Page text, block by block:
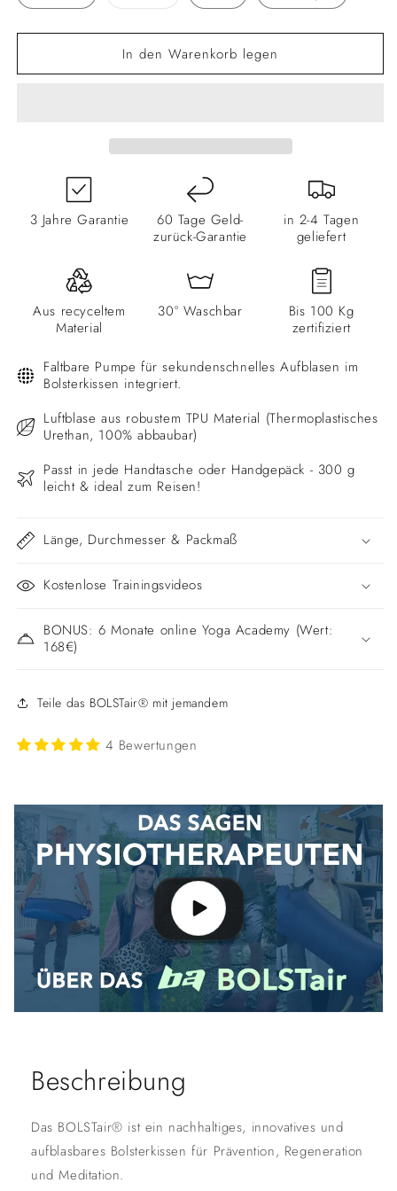
ausverkauft
nicht
In den Warenkorb legen
3 Jahre Garantie
60 Tage Geld-
zurück-Garantie
in 2-4 Tagen
geliefert
Aus recyceltem
Material
30° Waschbar
Bis 100 Kg
zertifiziert
Faltbare Pumpe für sekundenschnelles Aufblasen im
Bolsterkissen integriert.
Luftblase aus robustem TPU Material (Thermoplastisches
Urethan, 100% abbaubar)
Passt in jede Handtasche oder Handgepäck - 300 g
leicht & ideal zum Reisen!
Länge, Durchmesser & Packmaß
Kostenlose Trainingsvideos
BONUS: 6 Monate online Yoga Academy (Wert:
168€)
Teile das BOLSTair® mit jemandem
4 Bewertungen
Beschreibung
Das BOLSTair® ist ein nachhaltiges, innovatives und
aufblasbares Bolsterkissen für Prävention, Regeneration
und Meditation.